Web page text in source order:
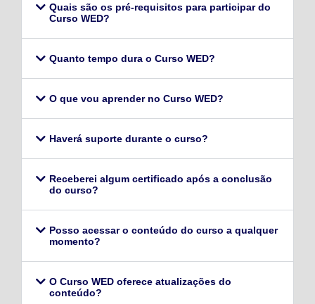
Quais são os pré-requisitos para participar do
Curso WED?
Quanto tempo dura o Curso WED?
O que vou aprender no Curso WED?
Haverá suporte durante o curso?
Receberei algum certificado após a conclusão
do curso?
Posso acessar o conteúdo do curso a qualquer
momento?
O Curso WED oferece atualizações do
conteúdo?